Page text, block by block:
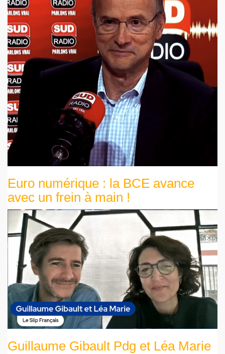
Euro numérique : la BCE avance
avec un frein à main !
Guillaume Gibault Pdg et Léa Marie